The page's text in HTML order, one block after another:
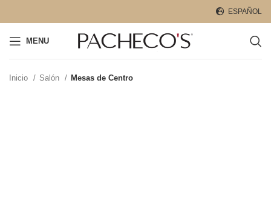
ESPAÑOL
MENU
Inicio Salón Mesas de Centro